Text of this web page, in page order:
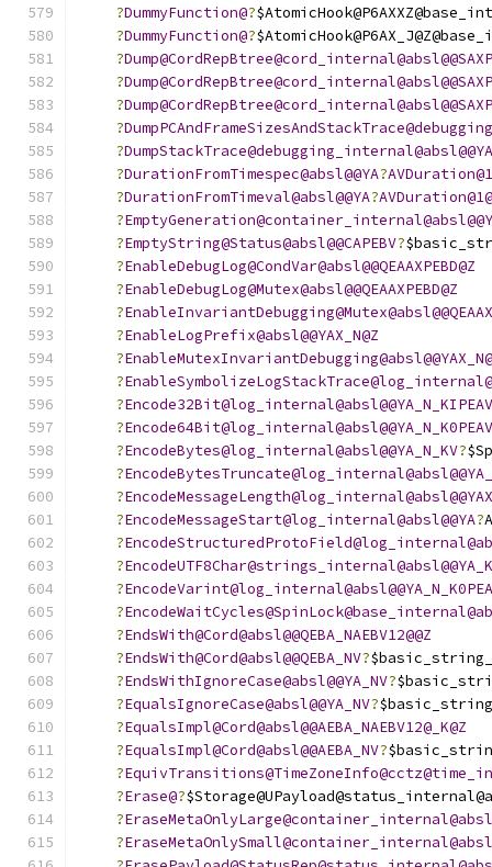
?DummyFunction@?
?DummyFunction@?
?
?
?
?
?
?DurationFromTimespec@absl@@YA?
?DurationFromTimeval@absl@@YA?
?
?EmptyString@Status@absl@@CAPEBV?
?EnableDebugLog@CondVar@absl@@QEAAXPEBD@Z
?EnableDebugLog@Mutex@absl@@QEAAXPEBD@Z
?
?EnableLogPrefix@absl@@YAX_N@Z
?
?
?Encode32Bit@log_internal@absl@@YA_N_KIPEAV
?Encode64Bit@log_internal@absl@@YA_N_K0PEAV
?EncodeBytes@log_internal@absl@@YA_N_KV?
?
?
?EncodeMessageStart@log_internal@absl@@YA?
?
?
?
?
?EndsWith@Cord@absl@@QEBA_NAEBV12@@Z
?EndsWith@Cord@absl@@QEBA_NV?
?EndsWithIgnoreCase@absl@@YA_NV?
?EqualsIgnoreCase@absl@@YA_NV?
?EqualsImpl@Cord@absl@@AEBA_NAEBV12@_K@Z
?EqualsImpl@Cord@absl@@AEBA_NV?
?
?Erase@?
?
?